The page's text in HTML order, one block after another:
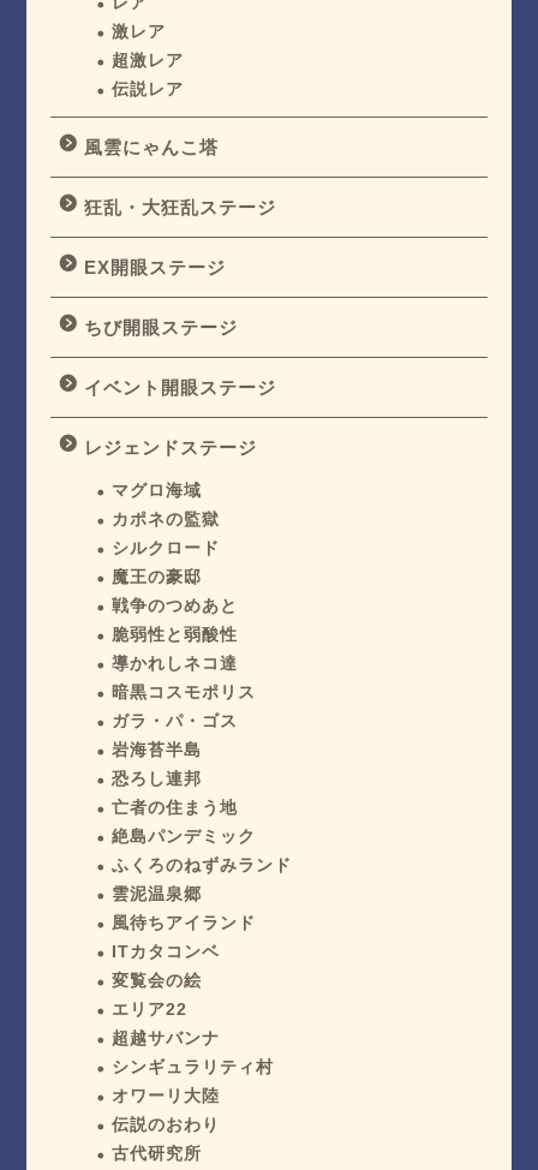
激レア
超激レア
伝説レア
風雲にゃんこ塔
狂乱・大狂乱ステージ
EX開眼ステージ
ちび開眼ステージ
イベント開眼ステージ
レジェンドステージ
マグロ海域
カポネの監獄
シルクロード
魔王の豪邸
戦争のつめあと
脆弱性と弱酸性
導かれしネコ達
暗黒コスモポリス
ガラ・パ・ゴス
岩海苔半島
恐ろし連邦
亡者の住まう地
絶島パンデミック
ふくろのねずみランド
雲泥温泉郷
風待ちアイランド
ITカタコンベ
変覧会の絵
エリア22
超越サバンナ
シンギュラリティ村
オワーリ大陸
伝説のおわり
古代研究所